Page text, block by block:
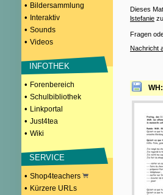
• Bildersammlung
• Interaktiv
• Sounds
• Videos
INFOTHEK
• Forenbereich
• Schulbibliothek
• Linkportal
• Just4tea
• Wiki
SERVICE
• Shop4teachers
• Kürzere URLs
Dieses
lstefanie
Fragen
Nachricht